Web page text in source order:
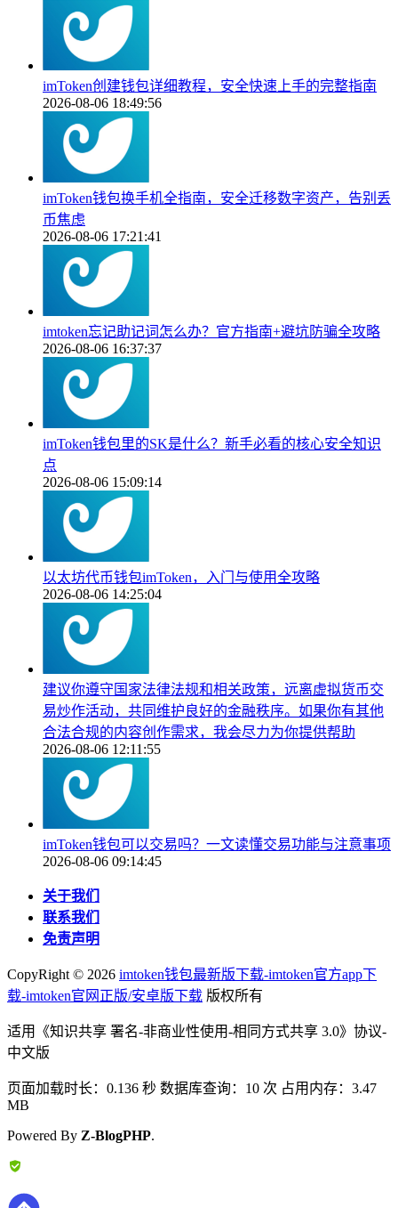
imToken创建钱包详细教程，安全快速上手的完整指南
2026-08-06 18:49:56
imToken钱包换手机全指南，安全迁移数字资产，告别丢
币焦虑
2026-08-06 17:21:41
imtoken忘记助记词怎么办？官方指南+避坑防骗全攻略
2026-08-06 16:37:37
imToken钱包里的SK是什么？新手必看的核心安全知识
点
2026-08-06 15:09:14
以太坊代币钱包imToken，入门与使用全攻略
2026-08-06 14:25:04
建议你遵守国家法律法规和相关政策，远离虚拟货币交
易炒作活动，共同维护良好的金融秩序。如果你有其他
合法合规的内容创作需求，我会尽力为你提供帮助
2026-08-06 12:11:55
imToken钱包可以交易吗？一文读懂交易功能与注意事项
2026-08-06 09:14:45
关于我们
联系我们
免责声明
CopyRight © 2026 imtoken钱包最新版下载-imtoken官方app下
载-imtoken官网正版/安卓版下载 版权所有
适用《知识共享 署名-非商业性使用-相同方式共享 3.0》协议-
中文版
页面加载时长：0.136 秒 数据库查询：10 次 占用内存：3.47
MB
Powered By Z-BlogPHP.